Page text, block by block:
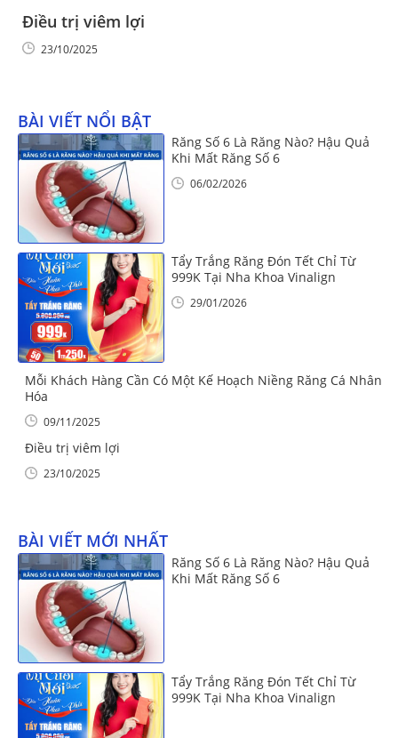
Điều trị viêm lợi
23/10/2025
BÀI VIẾT NỔI BẬT
Răng Số 6 Là Răng Nào? Hậu Quả
Khi Mất Răng Số 6
06/02/2026
Tẩy Trắng Răng Đón Tết Chỉ Từ
999K Tại Nha Khoa Vinalign
29/01/2026
Mỗi Khách Hàng Cần Có Một Kế Hoạch Niềng Răng Cá Nhân
Hóa
09/11/2025
Điều trị viêm lợi
23/10/2025
BÀI VIẾT MỚI NHẤT
Răng Số 6 Là Răng Nào? Hậu Quả
Khi Mất Răng Số 6
Tẩy Trắng Răng Đón Tết Chỉ Từ
999K Tại Nha Khoa Vinalign